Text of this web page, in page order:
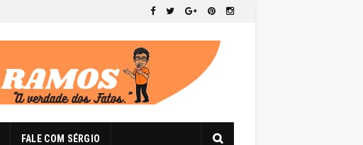
FALE COM SÉRGIO